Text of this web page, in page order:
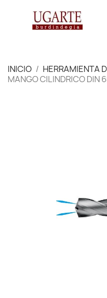
INICIO HERRAMIENTA
MANGO CILINDRICO DIN